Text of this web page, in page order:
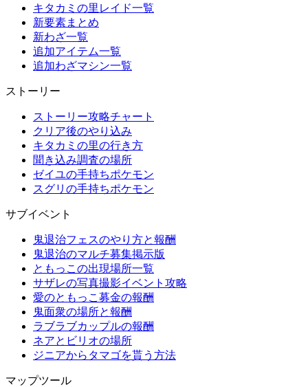
キタカミの里レイド一覧
新要素まとめ
新わざ一覧
追加アイテム一覧
追加わざマシン一覧
ストーリー
ストーリー攻略チャート
クリア後のやり込み
キタカミの里の行き方
聞き込み調査の場所
ゼイユの手持ちポケモン
スグリの手持ちポケモン
サブイベント
鬼退治フェスのやり方と報酬
鬼退治のマルチ募集掲示版
ともっこの出現場所一覧
サザレの写真撮影イベント攻略
愛のともっこ募金の報酬
鬼面衆の場所と報酬
ラブラブカップルの報酬
ネアとビリオの場所
ジニアからタマゴを貰う方法
マップツール